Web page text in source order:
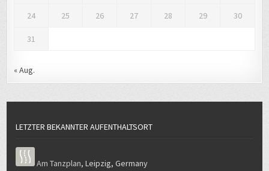
24 25 26 27 28 29 30
31
« Aug.
LETZTER BEKANNTER AUFENTHALTSORT
Am Tanzplan,Leipzig,Germany